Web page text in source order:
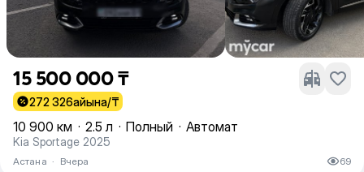
15 500 000 ₸
272 326айына/₸
10 900 км · 2.5 л · Полный · Автомат
Kia Sportage 2025
Астана · Вчера 69